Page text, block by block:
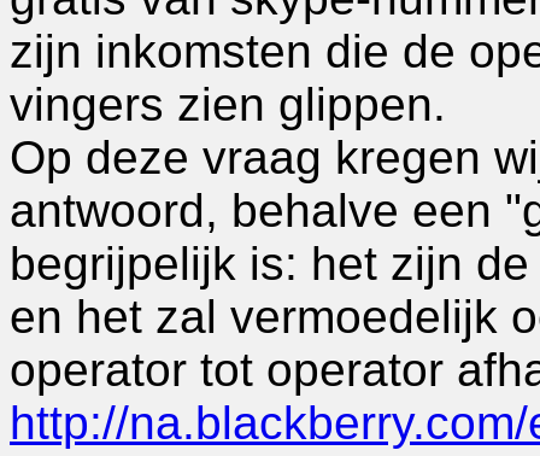
zijn inkomsten die de
vingers zien glippen.
Op deze vraag kregen
antwoord, behalve een
begrijpelijk is: het zijn
en het zal vermoedelijk
operator tot operator
http://